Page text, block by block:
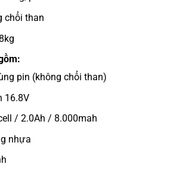
chổi than
pin (không chổi than)
16.8V
/ 2.0Ah / 8.000mah
nhựa